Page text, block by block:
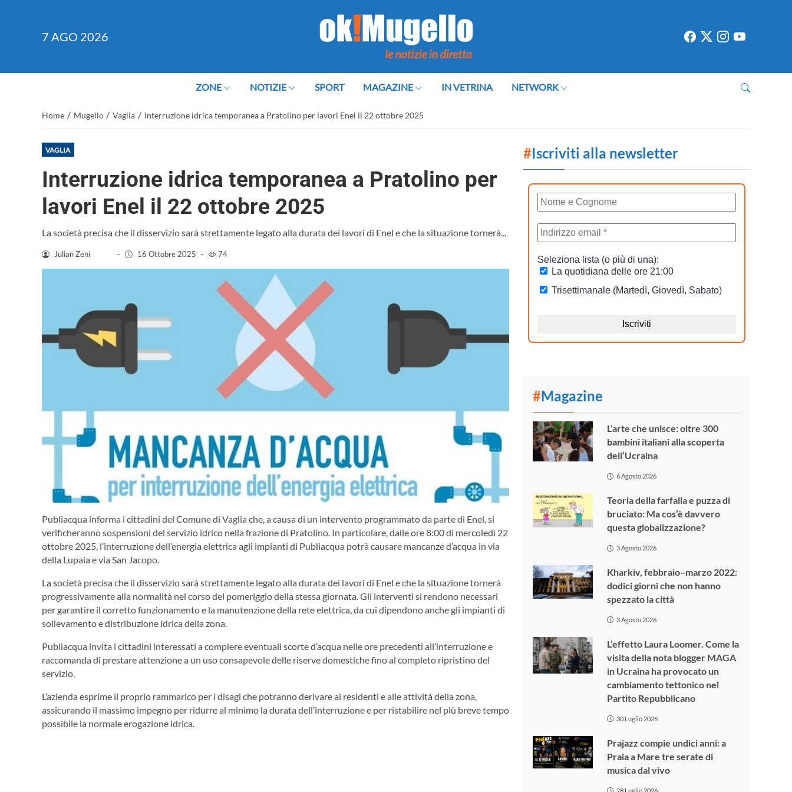
7 AGO 2026
ZONE NOTIZIE SPORT MAGAZINE IN VETRINA NETWORK
Home / Mugello / Vaglia / Interruzione idrica temporanea a Pratolino per lavori Enel il 22 ottobre 2025
VAGLIA
Interruzione idrica temporanea a Pratolino per
lavori Enel il 22 ottobre 2025
La società precisa che il disservizio sarà strettamente legato alla durata dei lavori di Enel e che la situazione tornerà...
Julian Zeni - 16 Ottobre 2025 - 74
Publiacqua informa i cittadini del Comune di Vaglia che, a causa di un intervento programmato da parte di Enel, si
verificheranno sospensioni del servizio idrico nella frazione di Pratolino. In particolare, dalle ore 8:00 di mercoledì 22
ottobre 2025, l’interruzione dell’energia elettrica agli impianti di Publiacqua potrà causare mancanze d’acqua in via
della Lupaia e via San Jacopo.
La società precisa che il disservizio sarà strettamente legato alla durata dei lavori di Enel e che la situazione tornerà
progressivamente alla normalità nel corso del pomeriggio della stessa giornata. Gli interventi si rendono necessari
per garantire il corretto funzionamento e la manutenzione della rete elettrica, da cui dipendono anche gli impianti di
sollevamento e distribuzione idrica della zona.
Publiacqua invita i cittadini interessati a compiere eventuali scorte d’acqua nelle ore precedenti all’interruzione e
raccomanda di prestare attenzione a un uso consapevole delle riserve domestiche fino al completo ripristino del
servizio.
L’azienda esprime il proprio rammarico per i disagi che potranno derivare ai residenti e alle attività della zona,
assicurando il massimo impegno per ridurre al minimo la durata dell’interruzione e per ristabilire nel più breve tempo
possibile la normale erogazione idrica.
#Iscriviti alla newsletter
#Magazine
L’arte che unisce: oltre 300
bambini italiani alla scoperta
dell’Ucraina
6 Agosto 2026
Teoria della farfalla e puzza di
bruciato: Ma cos’è davvero
questa globalizzazione?
3 Agosto 2026
Kharkiv, febbraio–marzo 2022:
dodici giorni che non hanno
spezzato la città
3 Agosto 2026
L’effetto Laura Loomer. Come la
visita della nota blogger MAGA
in Ucraina ha provocato un
cambiamento tettonico nel
Partito Repubblicano
30 Luglio 2026
Prajazz compie undici anni: a
Praia a Mare tre serate di
musica dal vivo
28 Luglio 2026